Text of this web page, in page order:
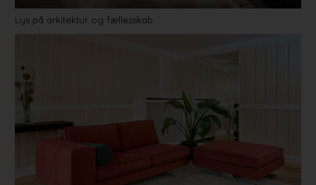
Lys på arkitektur og fællesskab